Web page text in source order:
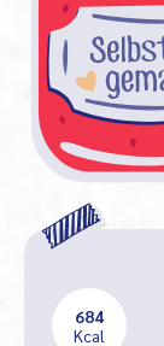
684
Kcal